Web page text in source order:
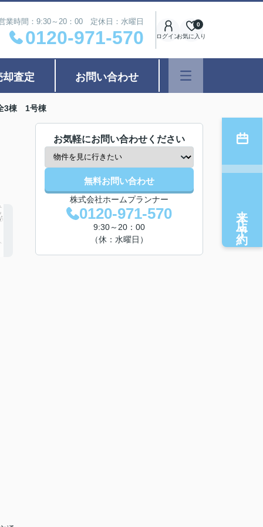
業時間：9:30～20：00 定休日：水曜日
0120-971-570 ログインお気に入り
0
却査定 お問い合わせ
3棟 1号棟
お気軽にお問い合わせください
無料お問い合わせ
株式会社ホームプランナー
0120-971-570
9:30～20：00
（休：水曜日）
来店予約